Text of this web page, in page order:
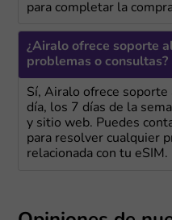
para completar la
¿Airalo ofrece soporte
problemas o consultas?
Sí, Airalo ofrece
día, los 7 días de la
y sitio web. Puedes
para resolver cualquier
relacionada con tu eSIM.